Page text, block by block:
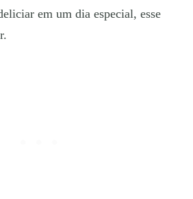
em um dia especial, esse